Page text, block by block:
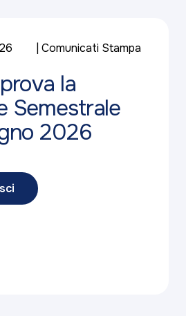
Comunicati Stampa
la
Semestrale
2026